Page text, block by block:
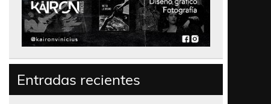
Entradas recientes